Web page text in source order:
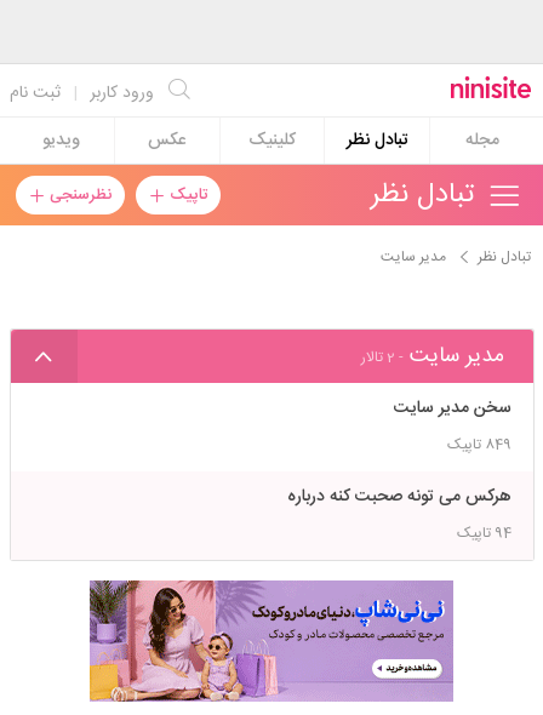
ثبت نام | ورود کاربر
مجله
تبادل نظر کلینیک عکس ویدیو
تاپیک نظرسنجی تبادل نظر
تبادل نظر مدیر سایت
مدیر سایت - 2 تالار
سخن مدیر سایت
849 تاپیک
هرکس می تونه صحبت کنه درباره
94 تاپیک